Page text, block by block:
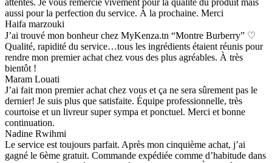
attentes. Je vous remercie vivement pour la qualité du produit mais
aussi pour la perfection du service. À la prochaine. Merci
Haifa marzouki
J’ai trouvé mon bonheur chez MyKenza.tn “Montre Burberry” ♡
Qualité, rapidité du service…tous les ingrédients étaient réunis pour
rendre mon premier achat chez vous des plus agréables. À très
bientôt !
Maram Louati
J’ai fait mon premier achat chez vous et ça ne sera sûrement pas le
dernier! Je suis plus que satisfaite. Équipe professionnelle, très
courtoise et un livreur super sympa et ponctuel. Merci et bonne
continuation.
Nadine Rwihmi
Le service est toujours parfait. Après mon cinquième achat, j’ai
gagné le 6ème gratuit. Commande expédiée comme d’habitude dans